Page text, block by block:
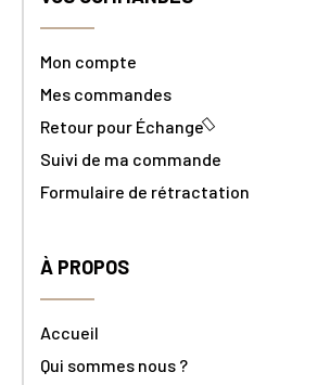
Mon compte
Mes commandes
Retour pour Échange
Suivi de ma commande
Formulaire de rétractation
À PROPOS
Accueil
Qui sommes nous ?